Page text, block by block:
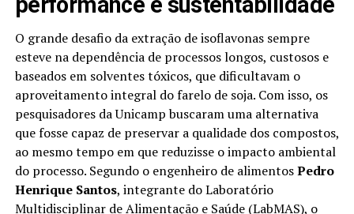
O grande desafio da extração de isoflavonas sempre
esteve na dependência de processos longos, custosos e
baseados em solventes tóxicos, que dificultavam o
aproveitamento integral do farelo de soja. Com isso, os
pesquisadores da Unicamp buscaram uma alternativa
que fosse capaz de preservar a qualidade dos compostos,
ao mesmo tempo em que reduzisse o impacto ambiental
do processo. Segundo o engenheiro de alimentosPedro
Henrique Santos, integrante do Laboratório
Multidisciplinar de Alimentação e Saúde (LabMAS), o